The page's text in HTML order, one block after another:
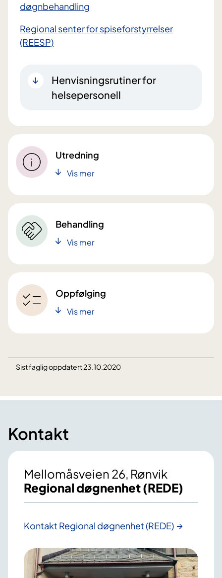
døgnbehandling
Regional senter for spiseforstyrrelser
(REESP)
Henvisningsrutiner for
helsepersonell
Utredning
Vis mer
Behandling
Vis mer
Oppfølging
Vis mer
Sist faglig oppdatert 23.10.2020
Kontakt
Mellomåsveien 26, Rønvik
Regional døgnenhet (REDE)
Kontakt Regional døgnenhet (REDE)